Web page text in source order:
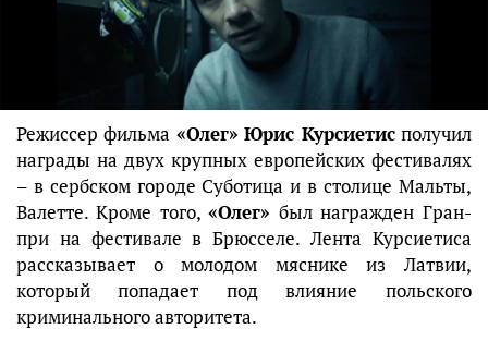
Режиссер фильма «Олег» Юрис Курсиетисполучил
награды на двух крупных европейских фестивалях
– в сербском городе Суботица и в столице Мальты,
Валетте. Кроме того,«Олег» был награжден Гран-
при на фестивале в Брюсселе. Лента Курсиетиса
рассказывает о молодом мяснике из Латвии,
который попадает под влияние польского
криминального авторитета.